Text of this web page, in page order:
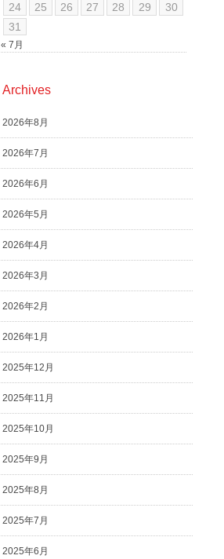
24
25 26 27 28 29
30
31
« 7月
Archives
2026年8月
2026年7月
2026年6月
2026年5月
2026年4月
2026年3月
2026年2月
2026年1月
2025年12月
2025年11月
2025年10月
2025年9月
2025年8月
2025年7月
2025年6月